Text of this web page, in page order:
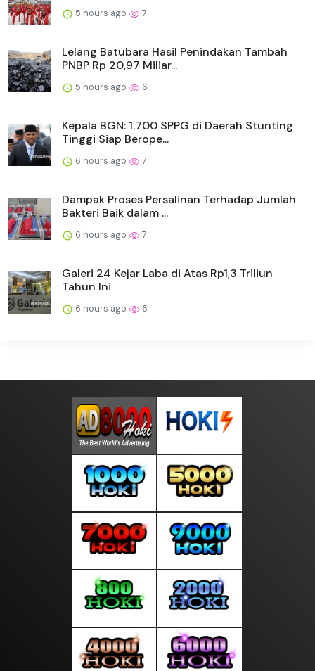
5 hours ago 7
Lelang Batubara Hasil Penindakan Tambah
PNBP Rp 20,97 Miliar...
5 hours ago 6
Kepala BGN: 1.700 SPPG di Daerah Stunting
Tinggi Siap Berope...
6 hours ago 7
Dampak Proses Persalinan Terhadap Jumlah
Bakteri Baik dalam ...
6 hours ago 7
Galeri 24 Kejar Laba di Atas Rp1,3 Triliun
Tahun Ini
6 hours ago 6